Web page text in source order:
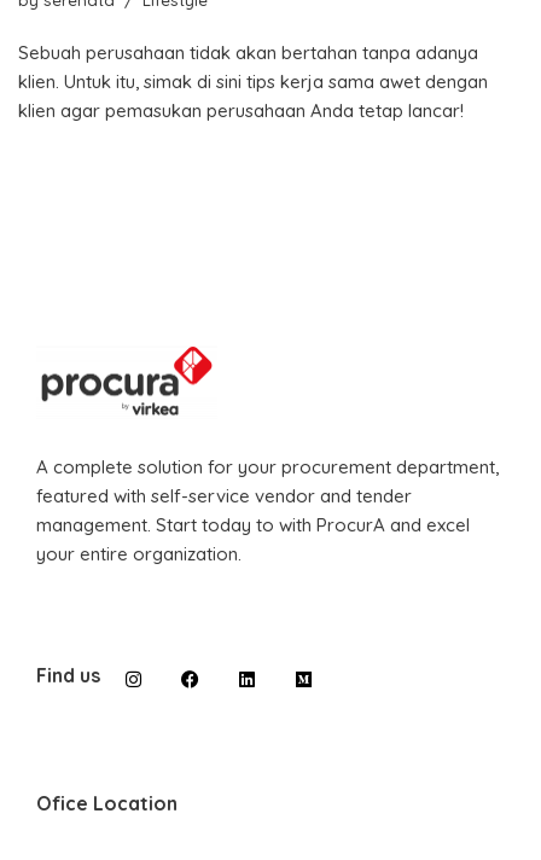
Sebuah perusahaan tidak akan bertahan tanpa adanya
klien. Untuk itu, simak di sini tips kerja sama awet dengan
klien agar pemasukan perusahaan Anda tetap lancar!
A complete solution for your procurement department,
featured with self-service vendor and tender
management. Start today to with ProcurA and excel
your entire organization.
Find us
Ofice Location